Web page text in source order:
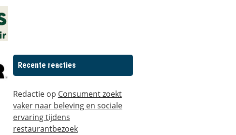
Recente reacties
Redactieop Consument zoekt
vaker naar beleving en sociale
ervaring tijdens
restaurantbezoek